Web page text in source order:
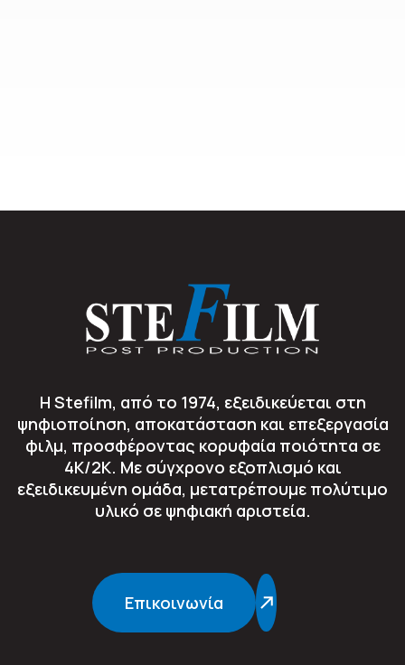
Η Stefilm, από το 1974, εξειδικεύεται στη
ψηφιοποίηση, αποκατάσταση και επεξεργασία
φιλμ, προσφέροντας κορυφαία ποιότητα σε
4K/2K. Με σύγχρονο εξοπλισμό και
εξειδικευμένη ομάδα, μετατρέπουμε πολύτιμο
υλικό σε ψηφιακή αριστεία.
Επικοινωνία